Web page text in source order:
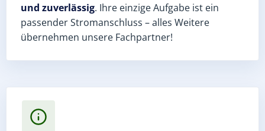
und zuverlässig. Ihre einzige Aufgabe ist ein
passender Stromanschluss – alles Weitere
übernehmen unsere Fachpartner!